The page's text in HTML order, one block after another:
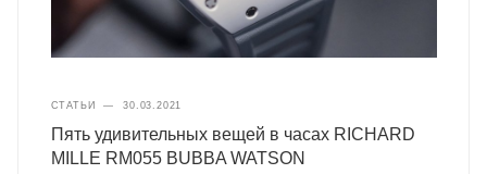
СТАТЬИ — 30.03.2021
Пять удивительных вещей в часах RICHARD
MILLE RM055 BUBBA WATSON